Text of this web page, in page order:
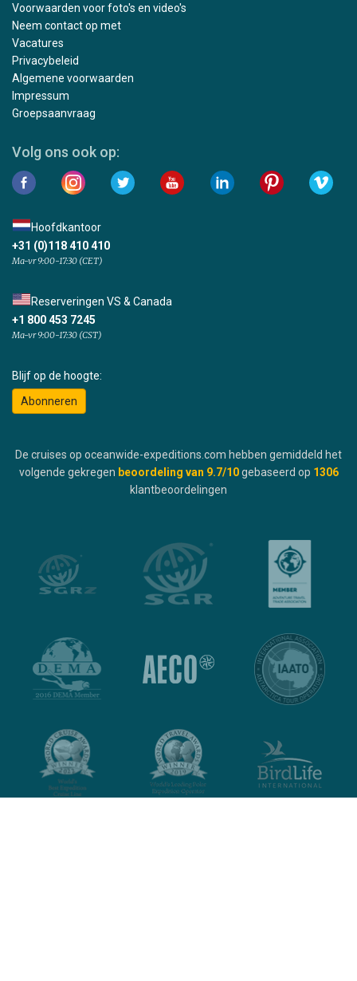
Voorwaarden voor foto's en video's
Neem contact op met
Vacatures
Privacybeleid
Algemene voorwaarden
Impressum
Groepsaanvraag
Volg ons ook op:
Hoofdkantoor
+31 (0)118 410 410
Ma-vr 9:00-17:30 (CET)
Reserveringen VS & Canada
+1 800 453 7245
Ma-vr 9:00-17:30 (CST)
Blijf op de hoogte:
Abonneren
De cruises op oceanwide-expeditions.com hebben gemiddeld het
volgende gekregen beoordeling van 9.7/10 gebaseerd op 1306
klantbeoordelingen